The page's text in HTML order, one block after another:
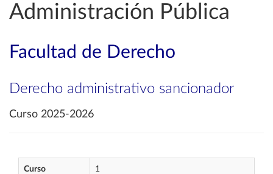
Administración Pública
Facultad de Derecho
Derecho administrativo sancionador
Curso 2025-2026
Curso 1